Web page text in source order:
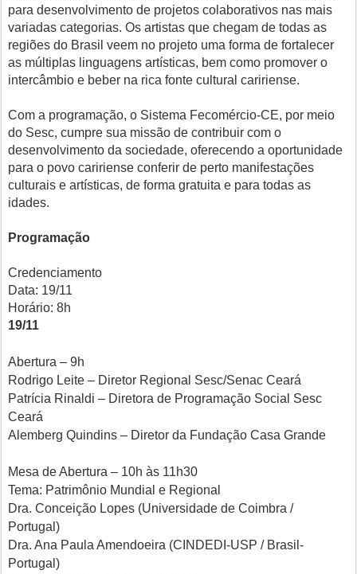
para desenvolvimento de projetos colaborativos nas mais
variadas categorias. Os artistas que chegam de todas as
regiões do Brasil veem no projeto uma forma de fortalecer
as múltiplas linguagens artísticas, bem como promover o
intercâmbio e beber na rica fonte cultural caririense.
Com a programação, o Sistema Fecomércio-CE, por meio
do Sesc, cumpre sua missão de contribuir com o
desenvolvimento da sociedade, oferecendo a oportunidade
para o povo caririense conferir de perto manifestações
culturais e artísticas, de forma gratuita e para todas as
idades.
Programação
Credenciamento
Data: 19/11
Horário: 8h
19/11
Abertura – 9h
Rodrigo Leite – Diretor Regional Sesc/Senac Ceará
Patrícia Rinaldi – Diretora de Programação Social Sesc
Ceará
Alemberg Quindins – Diretor da Fundação Casa Grande
Mesa de Abertura – 10h às 11h30
Tema: Patrimônio Mundial e Regional
Dra. Conceição Lopes (Universidade de Coimbra /
Portugal)
Dra. Ana Paula Amendoeira (CINDEDI-USP / Brasil-
Portugal)